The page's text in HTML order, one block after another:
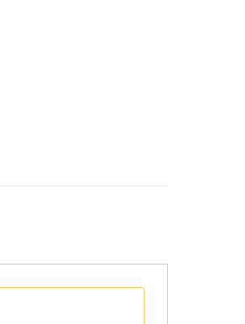
るためのボタンがあります。